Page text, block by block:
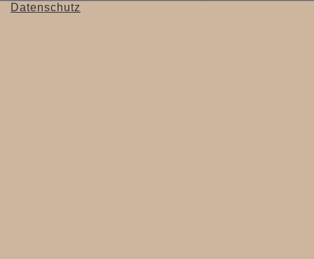
Datenschutz